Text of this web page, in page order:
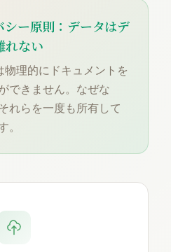
シー原則：データはデ
れない
理的にドキュメントを
できません。なぜな
れらを一度も所有して